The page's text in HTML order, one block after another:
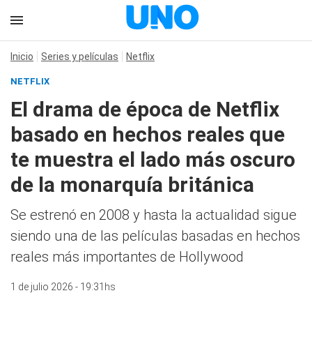
Inicio Series y películas Netflix
NETFLIX
El drama de época de Netflix
basado en hechos reales que
te muestra el lado más oscuro
de la monarquía británica
Se estrenó en 2008 y hasta la actualidad sigue
siendo una de las películas basadas en hechos
reales más importantes de Hollywood
1 de julio 2026 - 19:31hs